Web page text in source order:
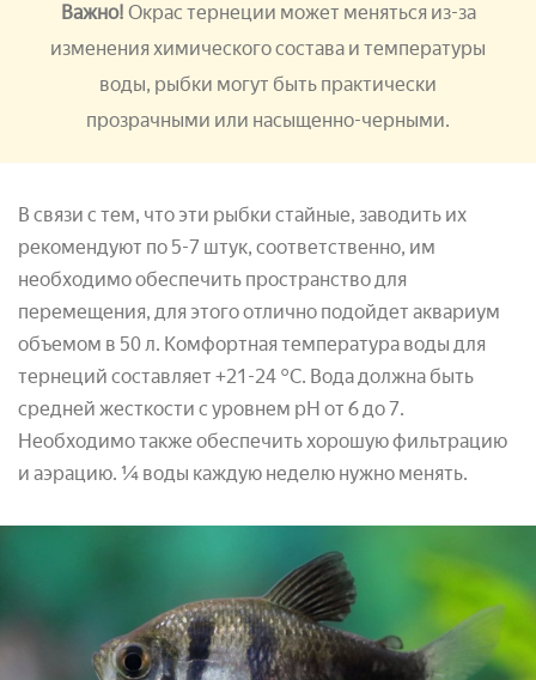
Важно! Окрас тернеции может меняться из-за
изменения химического состава и температуры
воды, рыбки могут быть практически
прозрачными или насыщенно-черными.
В связи с тем, что эти рыбки стайные, заводить их
рекомендуют по 5-7 штук, соответственно, им
необходимо обеспечить пространство для
перемещения, для этого отлично подойдет аквариум
объемом в 50 л. Комфортная температура воды для
тернеций составляет +21-24 °С. Вода должна быть
средней жесткости с уровнем pH от 6 до 7.
Необходимо также обеспечить хорошую фильтрацию
и аэрацию. ¼ воды каждую неделю нужно менять.